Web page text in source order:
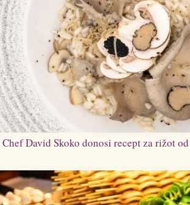
Chef David Skoko donosi recept za rižot